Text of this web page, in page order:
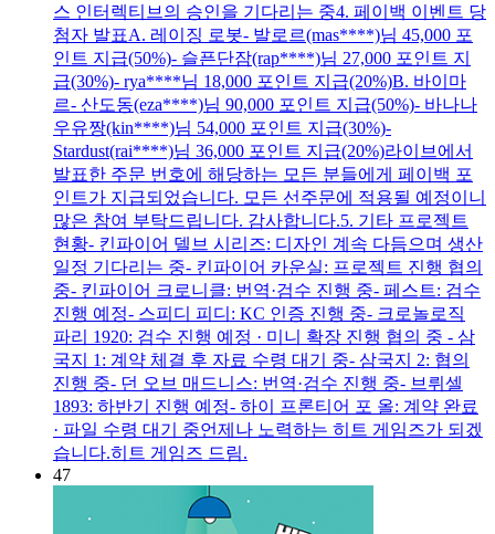
스 인터렉티브의 승인을 기다리는 중4. 페이백 이벤트 당
첨자 발표A. 레이징 로봇- 발로르(mas****)님 45,000 포
인트 지급(50%)- 슬픈단잠(rap****)님 27,000 포인트 지
급(30%)- rya****님 18,000 포인트 지급(20%)B. 바이마
르- 산도동(eza****)님 90,000 포인트 지급(50%)- 바나나
우유짱(kin****)님 54,000 포인트 지급(30%)-
Stardust(rai****)님 36,000 포인트 지급(20%)라이브에서
발표한 주문 번호에 해당하는 모든 분들에게 페이백 포
인트가 지급되었습니다. 모든 선주문에 적용될 예정이니
많은 참여 부탁드립니다. 감사합니다.5. 기타 프로젝트
현황- 킨파이어 델브 시리즈: 디자인 계속 다듬으며 생산
일정 기다리는 중- 킨파이어 카운실: 프로젝트 진행 협의
중- 킨파이어 크로니클: 번역·검수 진행 중- 페스트: 검수
진행 예정- 스피디 피디: KC 인증 진행 중- 크로놀로직
파리 1920: 검수 진행 예정 · 미니 확장 진행 협의 중 - 삼
국지 1: 계약 체결 후 자료 수령 대기 중- 삼국지 2: 협의
진행 중- 던 오브 매드니스: 번역·검수 진행 중- 브뤼셀
1893: 하반기 진행 예정- 하이 프론티어 포 올: 계약 완료
· 파일 수령 대기 중언제나 노력하는 히트 게임즈가 되겠
습니다.히트 게임즈 드림.
47